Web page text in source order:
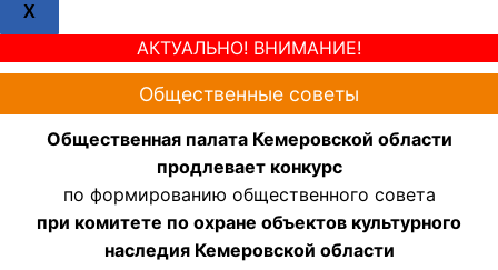
X
АКТУАЛЬНО! ВНИМАНИЕ!
Общественные советы
Общественная палата Кемеровской области
продлевает конкурс
по формированию общественного совета
при комитете по охране объектов культурного
наследия Кемеровской области